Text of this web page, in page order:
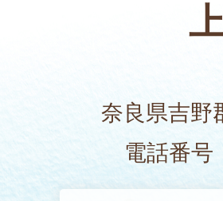
奈良県吉野
電話番号